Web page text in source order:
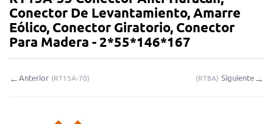
Contacto
Consulta en línea
Conector De Levantamiento, Amarre
Eólico, Conector Giratorio, Conector
Para Madera - 2*55*146*167
←Anterior (RT15A-70) (RT8A) Siguiente→